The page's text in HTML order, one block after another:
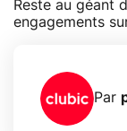
Reste au géant
engagements
Par